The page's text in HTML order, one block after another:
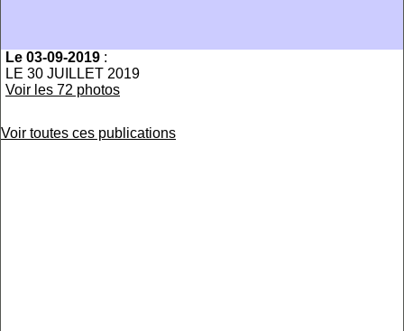
Le 03-09-2019 :
LE 30 JUILLET 2019
Voir les 72 photos
Voir toutes ces publications